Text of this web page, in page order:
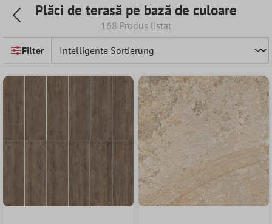
Plăci de terasă pe bază de culoare
168 Produs listat
Filter